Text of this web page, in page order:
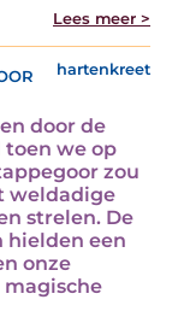
Lees meer >
hartenkreet
door de
toen we op
zou
weldadige
strelen. De
hielden een
onze